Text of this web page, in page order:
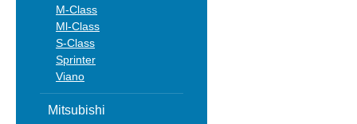
M-Class
Ml-Class
S-Class
Sprinter
Viano
Mitsubishi